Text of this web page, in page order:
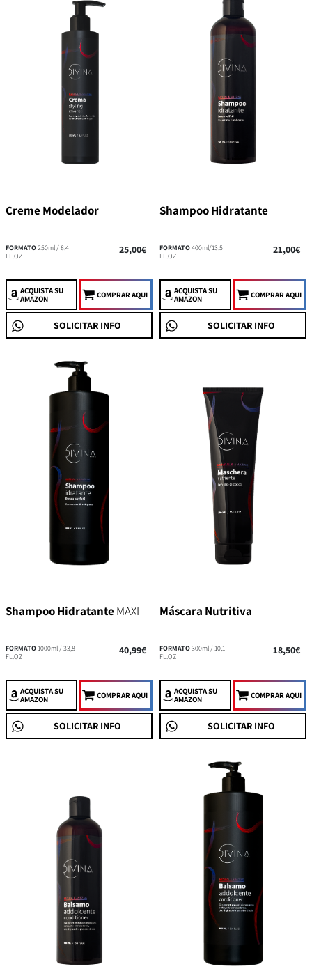
Creme Modelador
FORMATO250ml / 8,4
FL.OZ
25,00€
ACQUISTASU
AMAZON
COMPRAR AQUI
SOLICITAR INFO
Shampoo Hidratante
FORMATO400ml/13,5
FL.OZ
21,00€
ACQUISTASU
AMAZON
COMPRAR AQUI
SOLICITAR INFO
Shampoo HidratanteMAXI
FORMATO1000ml / 33,8
FL.OZ
40,99€
ACQUISTASU
AMAZON
COMPRAR AQUI
SOLICITAR INFO
Máscara Nutritiva
FORMATO300ml / 10,1
FL.OZ
18,50€
ACQUISTASU
AMAZON
COMPRAR AQUI
SOLICITAR INFO